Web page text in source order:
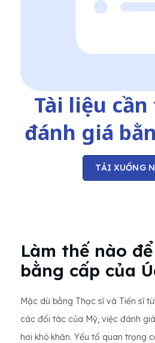
Tài liệu
đánh giá
TẢI XUỐNG
Làm thế nào
bằng cấp của
Mặc dù bằng Thạc sĩ và Tiến sĩ
các đối tác của Mỹ, việc đánh
hơi khó khăn. Yếu tố quan trọng